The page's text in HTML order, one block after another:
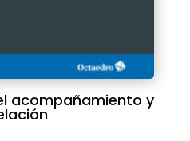
acompañamiento y